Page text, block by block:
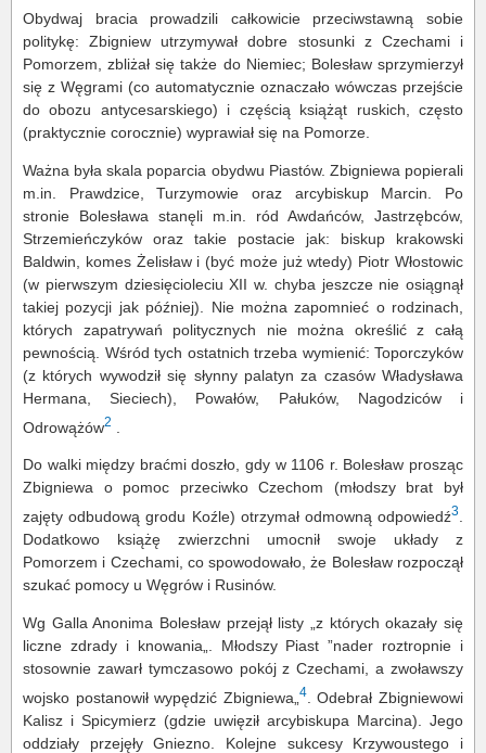
Obydwaj bracia prowadzili całkowicie przeciwstawną sobie
politykę: Zbigniew utrzymywał dobre stosunki z Czechami i
Pomorzem, zbliżał się także do Niemiec; Bolesław sprzymierzył
się z Węgrami (co automatycznie oznaczało wówczas przejście
do obozu antycesarskiego) i częścią książąt ruskich, często
(praktycznie corocznie) wyprawiał się na Pomorze.
Ważna była skala poparcia obydwu Piastów. Zbigniewa popierali
m.in. Prawdzice, Turzymowie oraz arcybiskup Marcin. Po
stronie Bolesława stanęli m.in. ród Awdańców, Jastrzębców,
Strzemieńczyków oraz takie postacie jak: biskup krakowski
Baldwin, komes Żelisław i (być może już wtedy) Piotr Włostowic
(w pierwszym dziesięcioleciu XII w. chyba jeszcze nie osiągnął
takiej pozycji jak później). Nie można zapomnieć o rodzinach,
których zapatrywań politycznych nie można określić z całą
pewnością. Wśród tych ostatnich trzeba wymienić: Toporczyków
(z których wywodził się słynny palatyn za czasów Władysława
Hermana, Sieciech), Powałów, Pałuków, Nagodziców i
Odrowążów2
Do walki między braćmi doszło, gdy w 1106 r. Bolesław prosząc
Zbigniewa o pomoc przeciwko Czechom (młodszy brat był
zajęty odbudową grodu Koźle) otrzymał odmowną odpowiedź3
Dodatkowo książę zwierzchni umocnił swoje układy z
Pomorzem i Czechami, co spowodowało, że Bolesław rozpoczął
szukać pomocy u Węgrów i Rusinów.
Wg Galla Anonima Bolesław przejął listy „z których okazały się
liczne zdrady i knowania„. Młodszy Piast ”nader roztropnie i
stosownie zawarł tymczasowo pokój z Czechami, a zwoławszy
wojsko postanowił wypędzić Zbigniewa„ 4. Odebrał Zbigniewowi
Kalisz i Spicymierz (gdzie uwięził arcybiskupa Marcina). Jego
oddziały przejęły Gniezno. Kolejne sukcesy Krzywoustego i